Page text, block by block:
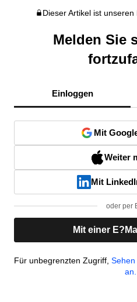
Dieser Artikel ist
Melden Sie
Einloggen
Mit
Weiter
Mit
oder per
Mit einer
Für unbegrenzten Zugriff,
an.